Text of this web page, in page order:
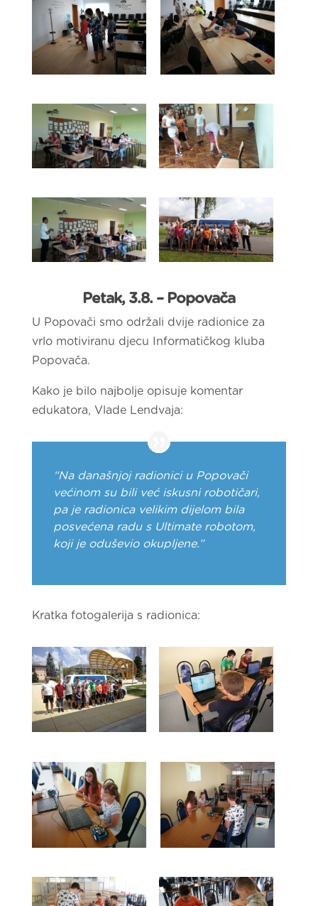
Petak, 3.8. – Popovača
U Popovači smo održali dvije radionice za
vrlo motiviranu djecu Informatičkog kluba
Popovača.
Kako je bilo najbolje opisuje komentar
edukatora, Vlade Lendvaja:
“Na današnjoj radionici u Popovači
većinom su bili već iskusni robotičari,
pa je radionica velikim dijelom bila
posvećena radu s Ultimate robotom,
koji je oduševio okupljene.”
Kratka fotogalerija s radionica: